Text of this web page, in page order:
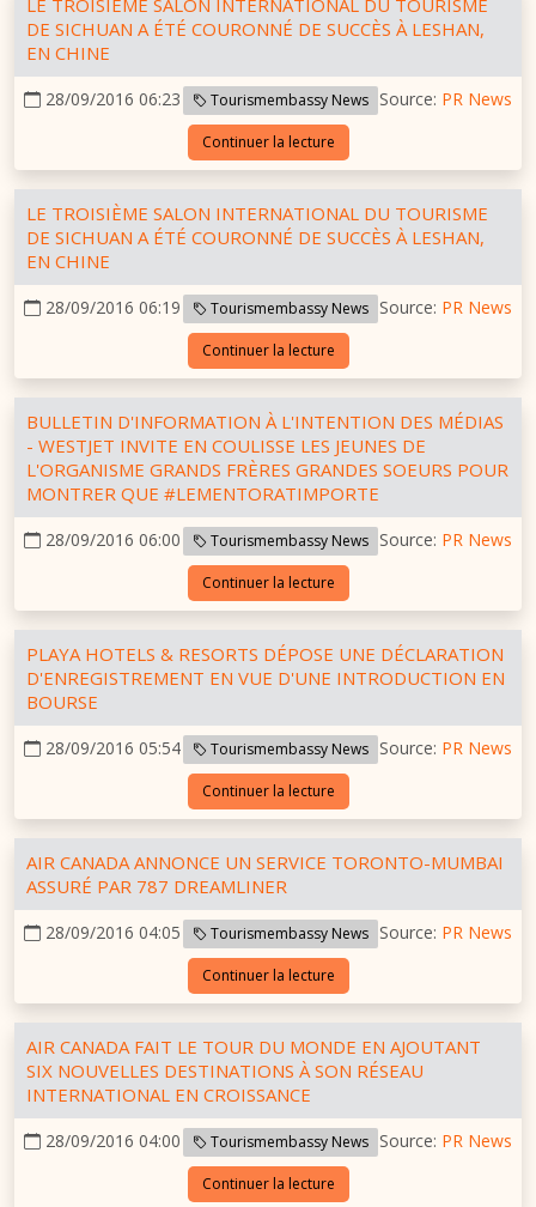
LE TROISIÈME SALON INTERNATIONAL DU TOURISME
DE SICHUAN A ÉTÉ COURONNÉ DE SUCCÈS À LESHAN,
EN CHINE
28/09/2016 06:23 Tourismembassy News Source: PR News
Continuer la lecture
LE TROISIÈME SALON INTERNATIONAL DU TOURISME
DE SICHUAN A ÉTÉ COURONNÉ DE SUCCÈS À LESHAN,
EN CHINE
28/09/2016 06:19 Tourismembassy News Source: PR News
Continuer la lecture
BULLETIN D'INFORMATION À L'INTENTION DES MÉDIAS
- WESTJET INVITE EN COULISSE LES JEUNES DE
L'ORGANISME GRANDS FRÈRES GRANDES SOEURS POUR
MONTRER QUE #LEMENTORATIMPORTE
28/09/2016 06:00 Tourismembassy News Source: PR News
Continuer la lecture
PLAYA HOTELS & RESORTS DÉPOSE UNE DÉCLARATION
D'ENREGISTREMENT EN VUE D'UNE INTRODUCTION EN
BOURSE
28/09/2016 05:54 Tourismembassy News Source: PR News
Continuer la lecture
AIR CANADA ANNONCE UN SERVICE TORONTO-MUMBAI
ASSURÉ PAR 787 DREAMLINER
28/09/2016 04:05 Tourismembassy News Source: PR News
Continuer la lecture
AIR CANADA FAIT LE TOUR DU MONDE EN AJOUTANT
SIX NOUVELLES DESTINATIONS À SON RÉSEAU
INTERNATIONAL EN CROISSANCE
28/09/2016 04:00 Tourismembassy News Source: PR News
Continuer la lecture